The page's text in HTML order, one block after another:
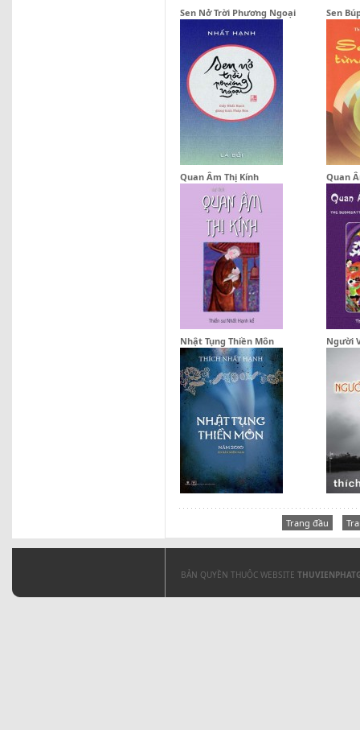
Sen Nở Trời Phương Ngoại Sen
Quan Âm Thị Kính Quan
Nhật Tụng Thiền Môn Người
Trang đầu
BẢN QUYỀN THUỘC WEBSITE